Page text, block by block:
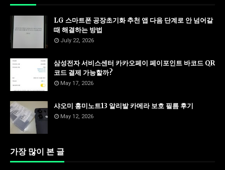
LG 스마트폰 공장초기화 추천 앱 다음 단계로 안 넘어갈
때 해결하는 방법
July 22, 2026
삼성전자 서비스센터 카카오페이 페이포인트 바코드 QR
코드 결제 가능할까?
May 17, 2026
샤오미 홍미노트13 알리발 카메라 보호 필름 후기
May 12, 2026
가장 많이 본 글